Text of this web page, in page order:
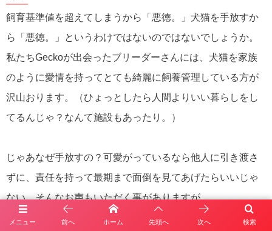
飼育基準値を超えてしまうから「悪徳。」犬猫を手放すか
ら「悪徳。」というわけではないのではないでしょうか。
私たちGeckoが出会ったブリーダーさんには、犬猫を家族
のように愛情を持ってとても綺麗に飼養管理している方が
沢山おります。（ひょっとしたら人間よりいい暮らしをし
てるんじゃ？なんて施設もあったり。）
じゃあなぜ手放すの？可愛がっているなら他人に引き渡さ
ずに、責任を持って最期まで面倒を見てあげたらいいじゃ
ない。そんなお声もいただく事がありますが、
ブリーダーさんは犬猫を家族の一員として大切にしている
メニュー 検索
前へ ホーム 先頭へ 次へ